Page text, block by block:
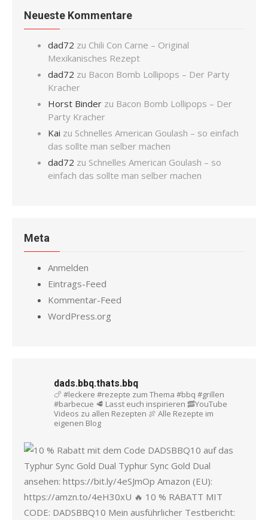
Neueste Kommentare
dad72 zu Chili Con Carne – Original
Mexikanisches Rezept
dad72 zu Bacon Bomb Lollipops – Der Party
Kracher
Horst Binder zu Bacon Bomb Lollipops – Der
Party Kracher
Kai zu Schnelles American Goulash – so einfach
das sollte man selber machen
dad72 zu Schnelles American Goulash – so
einfach das sollte man selber machen
Meta
Anmelden
Eintrags-Feed
Kommentar-Feed
WordPress.org
dads.bbq.thats.bbq
🍗 #leckere #rezepte zum Thema #bbq #grillen
#barbecue 🥩 Lasst euch inspirieren 🥓YouTube
Videos zu allen Rezepten 🍖 Alle Rezepte im
eigenen Blog